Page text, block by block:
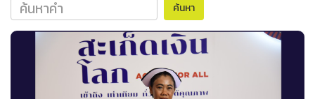
ค้นหา